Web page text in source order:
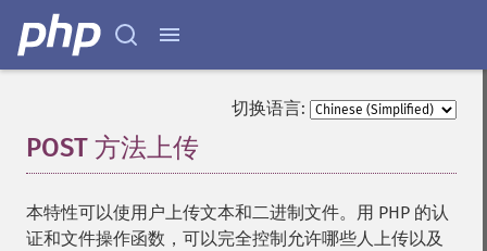
切换语言:
POST 方法上传
本特性可以使用户上传文本和二进制文件。用 PHP 的认
证和文件操作函数，可以完全控制允许哪些人上传以及